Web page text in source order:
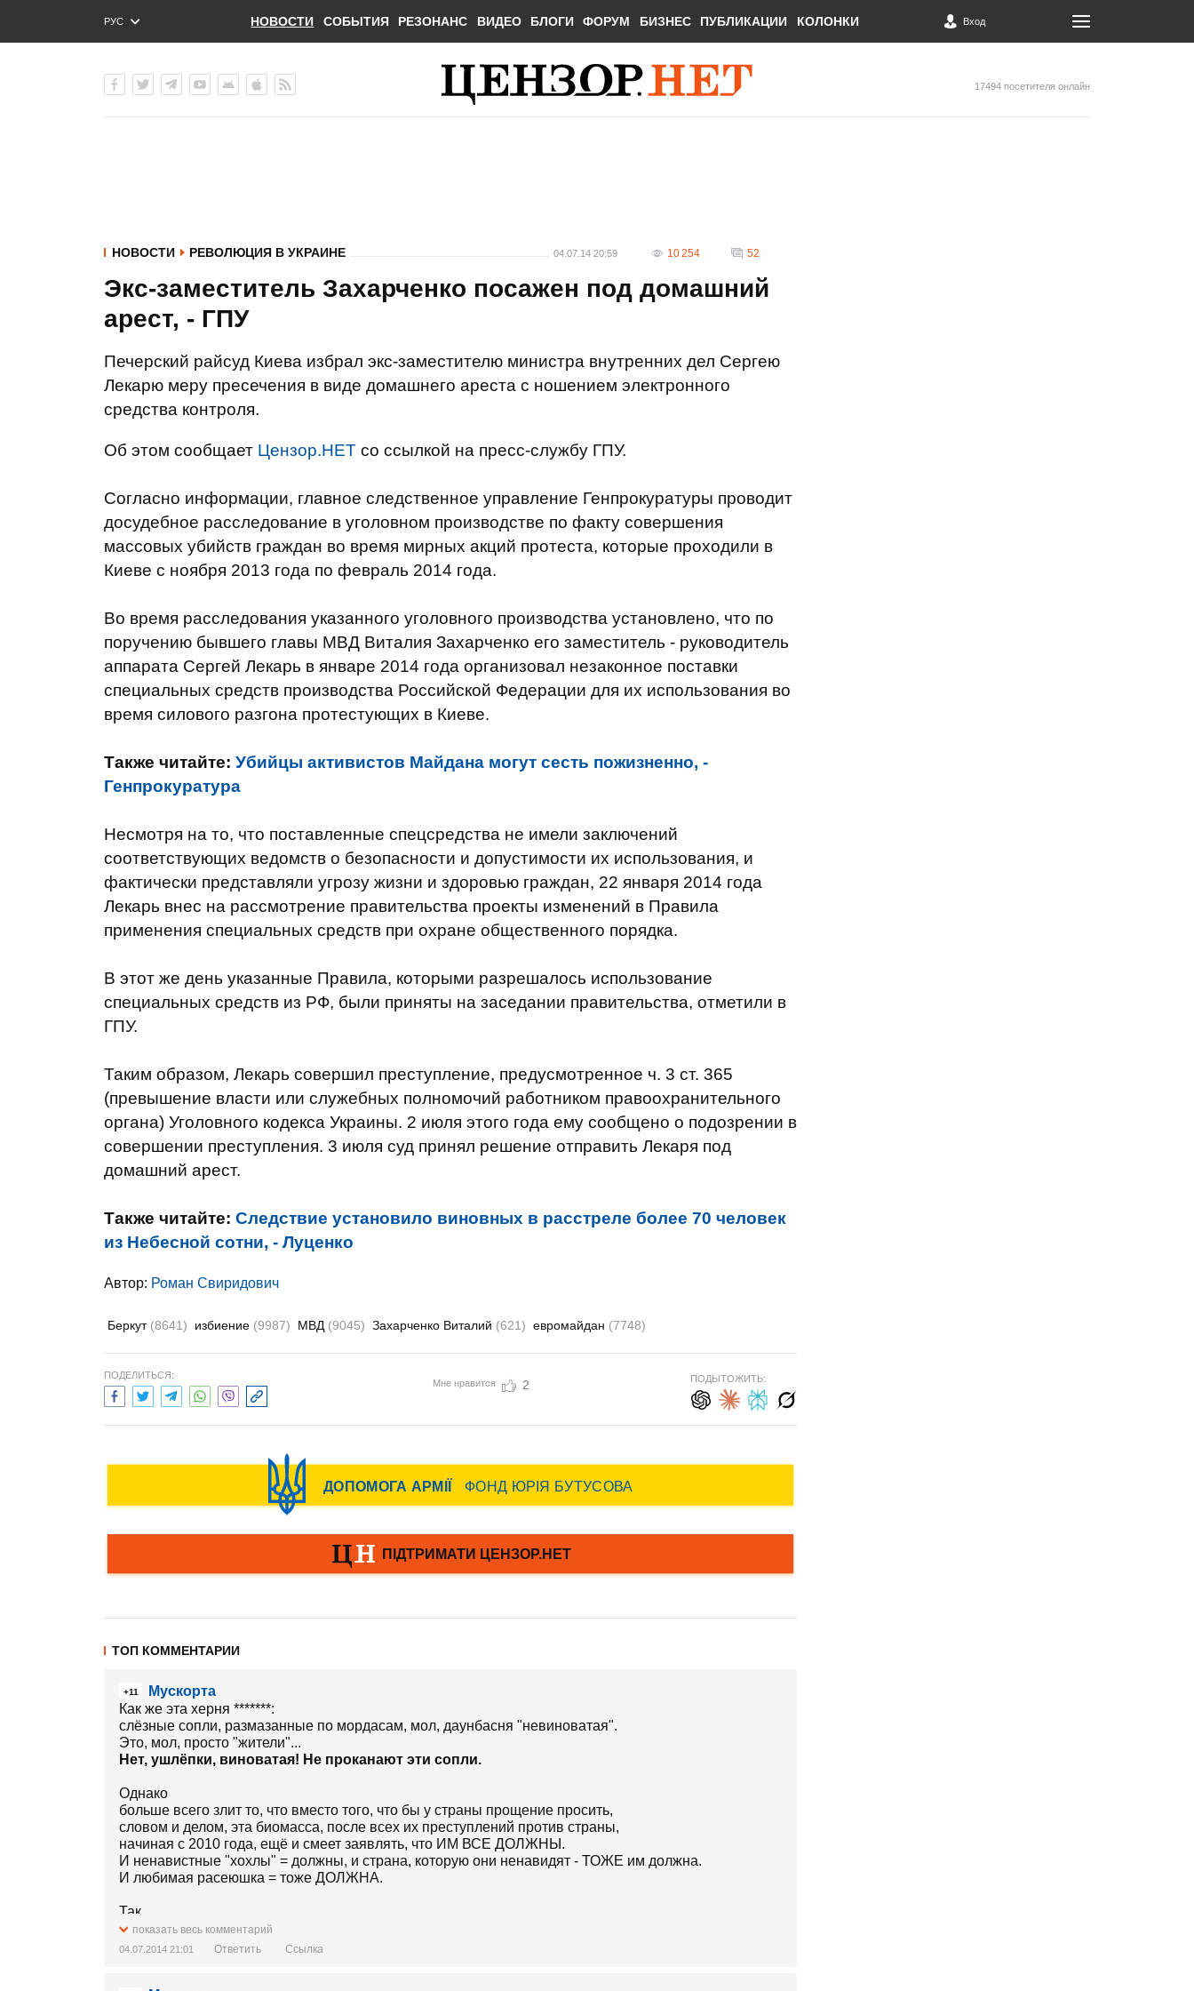
РУС
ENG
НОВОСТИ СОБЫТИЯ РЕЗОНАНС ВИДЕО БЛОГИ ФОРУМ БИЗНЕС ПУБЛИКАЦИИ КОЛОНКИ Вход
17494 посетителя онлайн
НОВОСТИ РЕВОЛЮЦИЯ В УКРАИНЕ 04.07.14 20:59 10 254 52
Экс-заместитель Захарченко посажен под домашний
арест, - ГПУ
Печерский райсуд Киева избрал экс-заместителю министра внутренних дел Сергею
Лекарю меру пресечения в виде домашнего ареста с ношением электронного
средства контроля.
Об этом сообщает Цензор.НЕТ со ссылкой на пресс-службу ГПУ.
Согласно информации, главное следственное управление Генпрокуратуры проводит
досудебное расследование в уголовном производстве по факту совершения
массовых убийств граждан во время мирных акций протеста, которые проходили в
Киеве с ноября 2013 года по февраль 2014 года.
Во время расследования указанного уголовного производства установлено, что по
поручению бывшего главы МВД Виталия Захарченко его заместитель - руководитель
аппарата Сергей Лекарь в январе 2014 года организовал незаконное поставки
специальных средств производства Российской Федерации для их использования во
время силового разгона протестующих в Киеве.
Также читайте: Убийцы активистов Майдана могут сесть пожизненно, -
Генпрокуратура
Несмотря на то, что поставленные спецсредства не имели заключений
соответствующих ведомств о безопасности и допустимости их использования, и
фактически представляли угрозу жизни и здоровью граждан, 22 января 2014 года
Лекарь внес на рассмотрение правительства проекты изменений в Правила
применения специальных средств при охране общественного порядка.
В этот же день указанные Правила, которыми разрешалось использование
специальных средств из РФ, были приняты на заседании правительства, отметили в
ГПУ.
Таким образом, Лекарь совершил преступление, предусмотренное ч. 3 ст. 365
(превышение власти или служебных полномочий работником правоохранительного
органа) Уголовного кодекса Украины. 2 июля этого года ему сообщено о подозрении в
совершении преступления. 3 июля суд принял решение отправить Лекаря под
домашний арест.
Также читайте: Следствие установило виновных в расстреле более 70 человек
из Небесной сотни, - Луценко
Автор: Роман Свиридович
Беркут (8641) избиение (9987) МВД (9045) Захарченко Виталий (621) евромайдан (7748)
ПОДЕЛИТЬСЯ:
Мне нравится 2 ПОДЫТОЖИТЬ:
ТОП КОММЕНТАРИИ
+11
Мускорта
Как же эта херня *******:
слёзные сопли, размазанные по мордасам, мол, даунбасня "невиноватая".
Это, мол, просто "жители"...
Нет, ушлёпки, виноватая! Не проканают эти сопли.
Однако
больше всего злит то, что вместо того, что бы у страны прощение просить,
словом и делом, эта биомасса, после всех их преступлений против страны,
начиная с 2010 года, ещё и смеет заявлять, что ИМ ВСЕ ДОЛЖНЫ.
И ненавистные "хохлы" = должны, и страна, которую они ненавидят - ТОЖЕ им должна.
И любимая расеюшка = тоже ДОЛЖНА.
Так
и живут, переползают по телу государства, паразитируя, всех ненавидя,
размазывая сопли по мордасам о том, что они "не виноваты", и ТРЕБУЯ,
показать весь комментарий
04.07.2014 21:01 Ответить Ссылка